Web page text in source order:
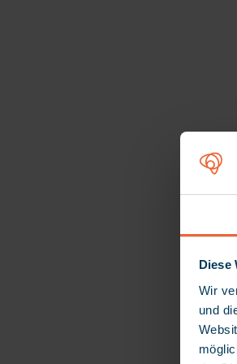
Diese
Wir
und